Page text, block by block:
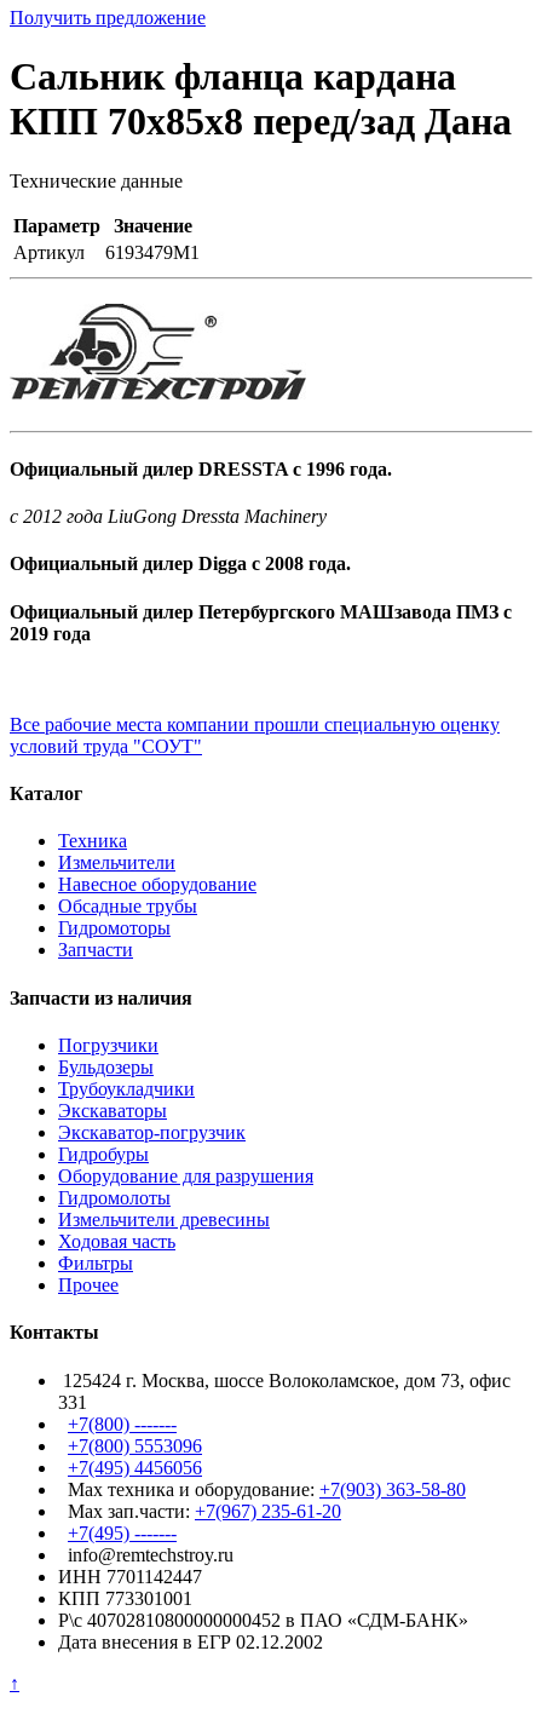
Получить предложение
Сальник фланца кардана
КПП 70x85x8 перед/зад Дана
Технические данные
Параметр
Значение
Артикул
6193479M1
Официальный дилер DRESSTA с 1996 года.
c 2012 года LiuGong Dressta Machinery
Официальный дилер Digga с 2008 года.
Официальный дилер Петербургского МАШзавода ПМЗ с
2019 года
Все рабочие места компании прошли специальную оценку
условий труда "СОУТ"
Каталог
Техника
Измельчители
Навесное оборудование
Обсадные трубы
Гидромоторы
Запчасти
Запчасти из наличия
Погрузчики
Бульдозеры
Трубоукладчики
Экскаваторы
Экскаватор-погрузчик
Гидробуры
Оборудование для разрушения
Гидромолоты
Измельчители древесины
Ходовая часть
Фильтры
Прочее
Контакты
125424 г. Москва, шоссе Волоколамское, дом 73, офис
331
+7(800) -------
+7(800) 5553096
+7(495) 4456056
Max техника и оборудование: +7(903) 363-58-80
Max зап.части: +7(967) 235-61-20
+7(495) -------
info@remtechstroy.ru
ИНН 7701142447
КПП 773301001
Р\с 40702810800000000452 в ПАО «СДМ-БАНК»
Дата внесения в ЕГР 02.12.2002
↑